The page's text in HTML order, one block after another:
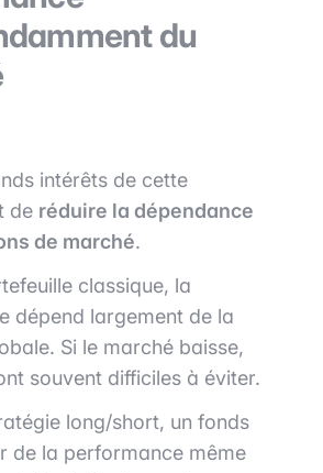
du
intérêts de cette
de réduire la dépendance
de marché.
classique, la
dépend largement de la
Si le marché baisse,
souvent difficiles à éviter.
long/short, un fonds
de la performance même